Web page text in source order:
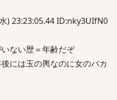
) 23:23:05.44 ID:nky3UIfN0
ない歴＝年齢だぞ
には玉の輿なのに女のバカ